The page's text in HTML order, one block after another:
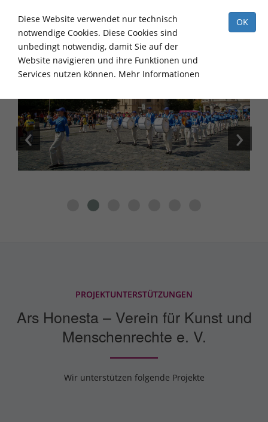
‹ ›
PROJEKTUNTERSTÜTZUNGEN
Ars Honesta – Verein für Kunst und
Menschenrechte e. V.
Wir unterstützen folgende Projekte
Diese Website verwendet nur technisch
notwendige Cookies. Diese Cookies sind
unbedingt notwendig, damit Sie auf der
Website navigieren und ihre Funktionen und
Services nutzen können. Mehr Informationen
OK